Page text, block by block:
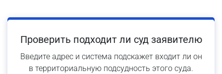
Проверить подходит ли суд заявителю
Введите адрес и система подскажет входит ли он
в территориальную подсудность этого суда.